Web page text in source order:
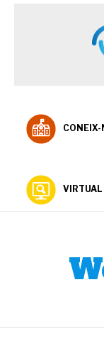
CONEIX-
VIRTUAL